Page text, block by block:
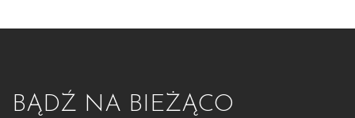
BĄDŹ NA BIEŻĄCO